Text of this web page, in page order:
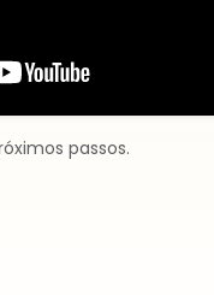
passos.